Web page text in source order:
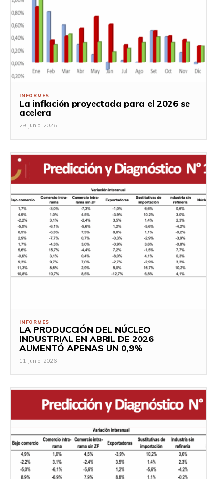
INFORMES
La inflación proyectada para el 2026 se
acelera
29 Junio, 2026
INFORMES
LA PRODUCCIÓN DEL NÚCLEO
INDUSTRIAL EN ABRIL DE 2026
AUMENTÓ APENAS UN 0,9%
11 Junio, 2026